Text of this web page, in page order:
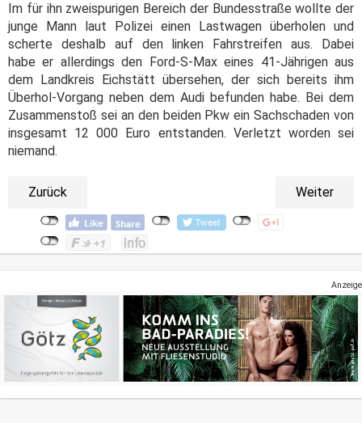
Im für ihn zweispurigen Bereich der Bundesstraße wollte der
junge Mann laut Polizei einen Lastwagen überholen und
scherte deshalb auf den linken Fahrstreifen aus. Dabei
habe er allerdings den Ford-S-Max eines 41-Jährigen aus
dem Landkreis Eichstätt übersehen, der sich bereits ihm
Überhol-Vorgang neben dem Audi befunden habe. Bei dem
Zusammenstoß sei an den beiden Pkw ein Sachschaden von
insgesamt 12 000 Euro entstanden. Verletzt worden sei
niemand.
Zurück Weiter
Anzeige